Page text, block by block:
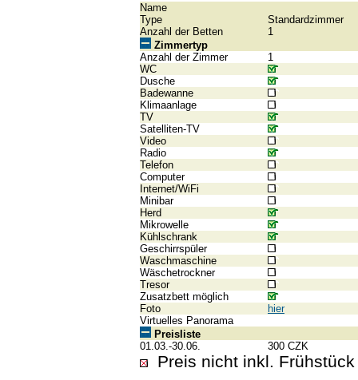
Name
Type
Standardzimmer
Anzahl der Betten
1
Zimmertyp
Anzahl der Zimmer
1
WC
Dusche
Badewanne
Klimaanlage
TV
Satelliten-TV
Video
Radio
Telefon
Computer
Internet/WiFi
Minibar
Herd
Mikrowelle
Kühlschrank
Geschirrspüler
Waschmaschine
Wäschetrockner
Tresor
Zusatzbett möglich
Foto
hier
Virtuelles Panorama
Preisliste
01.03.-30.06.
300 CZK
Preis nicht inkl. Frühstück